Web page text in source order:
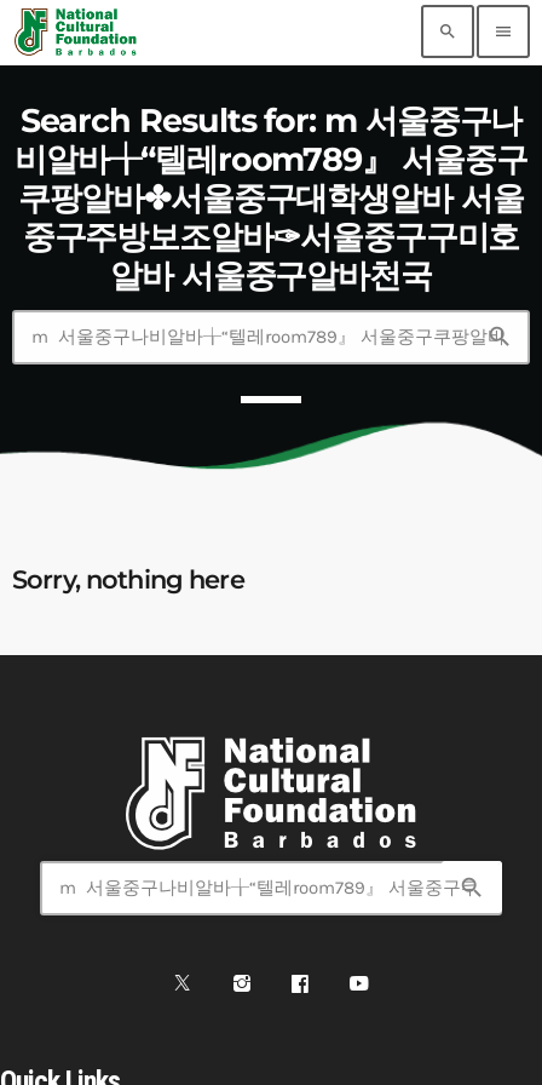
search menu
Search Results for: m 서울중구나
비알바╁“텔레room789』 서울중구
쿠팡알바✤서울중구대학생알바 서울
중구주방보조알바✑서울중구구미호
알바 서울중구알바천국
search
Sorry, nothing here
search